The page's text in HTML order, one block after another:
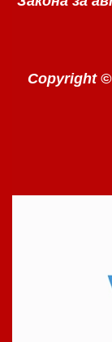
Copyright ©